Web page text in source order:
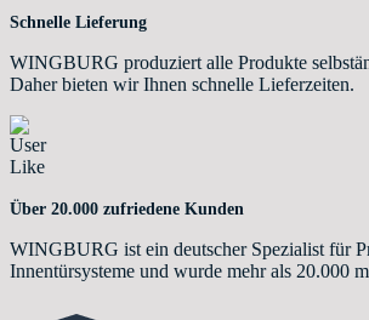
Schnelle Lieferung
WINGBURG produziert alle Produkte
Daher bieten wir Ihnen schnelle Lieferzeiten.
Über 20.000 zufriedene Kunden
WINGBURG ist ein deutscher Spezialist für
Innentürsysteme und wurde mehr als 20.000